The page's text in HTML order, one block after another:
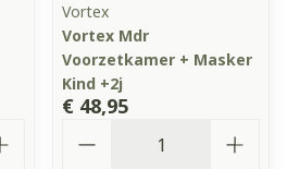
Vortex
Vortex Mdr
Voorzetkamer + Masker
Kind +2j
€ 48,95